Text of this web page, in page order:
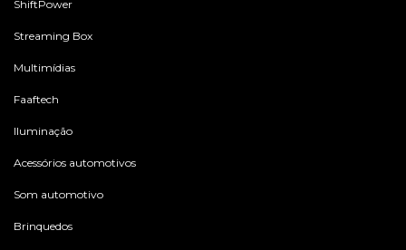
ShiftPower
Streaming Box
Multimídias
Faaftech
Iluminação
Acessórios automotivos
Som automotivo
Brinquedos